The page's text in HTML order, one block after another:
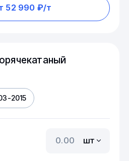
52 990 ₽/т
2015
шт